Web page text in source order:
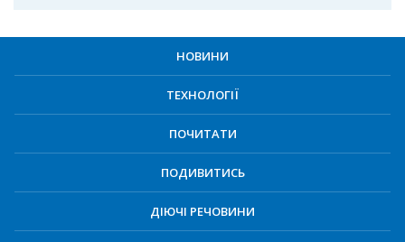
НОВИНИ
ТЕХНОЛОГІЇ
ПОЧИТАТИ
ПОДИВИТИСЬ
ДІЮЧІ РЕЧОВИНИ